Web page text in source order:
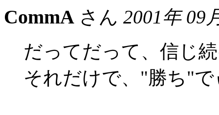
CommA さん 2001年 09
だってだって、信じ
それだけで、"勝ち"